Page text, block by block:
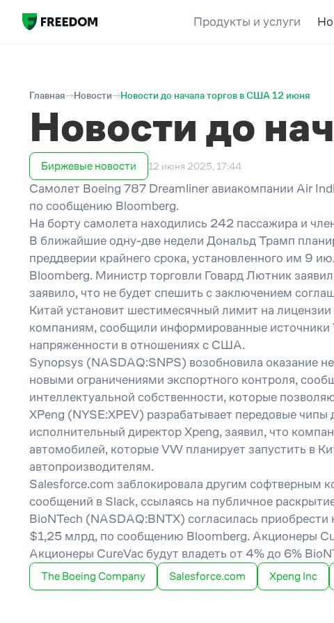
Продукты и услуги
Главная Новости Новости до начала торгов в США 12 июня
Новости до
Биржевые новости 12 июня 2025, 17:44
Самолет Boeing 787 Dreamliner авиакомпании Air
по сообщению Bloomberg.
На борту самолета находились 242 пассажира и
В ближайшие одну-две недели Дональд Трамп
преддверии крайнего срока, установленного им 9
Bloomberg. Министр торговли Говард Лютник
заявило, что не будет спешить с заключением
Китай установит шестимесячный лимит на
компаниям, сообщили информированные источники
напряженности в отношениях с США.
Synopsys (NASDAQ:SNPS) возобновила оказание
новыми ограничениями экспортного контроля,
интеллектуальной собственности, которые
XPeng (NYSE:XPEV) разрабатывает передовые
исполнительный директор Xpeng, заявил, что
автомобилей, которые VW планирует запустить в
автопроизводителям.
Salesforce.com заблокировала другим софтверным
сообщений в Slack, ссылаясь на публичное
BioNTech (NASDAQ:BNTX) согласилась
$1,25 млрд, по сообщению Bloomberg. Акционеры
Акционеры CureVac будут владеть от 4% до 6%
The Boeing Company Salesforce.com Xpeng Inc